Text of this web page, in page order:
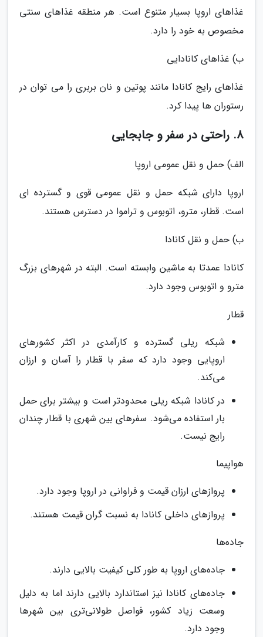
غذاهای اروپا بسیار متنوع است. هر منطقه غذاهای سنتی
مخصوص به خود را دارد.
ب) غذاهای کانادایی
غذاهای رایج کانادا مانند پوتین و نان بربری را می توان در
رستوران ها پیدا کرد.
8. راحتی در سفر و جابجایی
الف) حمل و نقل عمومی اروپا
اروپا دارای شبکه حمل و نقل عمومی قوی و گسترده ای
است. قطار، مترو، اتوبوس و تراموا در دسترس هستند.
ب) حمل و نقل کانادا
کانادا عمدتا به ماشین وابسته است. البته در شهرهای بزرگ
مترو و اتوبوس وجود دارد.
قطار
شبکه ریلی گسترده و کارآمدی در اکثر کشورهای
اروپایی وجود دارد که سفر با قطار را آسان و ارزان
می‌کند.
در کانادا شبکه ریلی محدودتر است و بیشتر برای حمل
بار استفاده می‌شود. سفرهای بین شهری با قطار چندان
رایج نیست.
هواپیما
پروازهای ارزان قیمت و فراوانی در اروپا وجود دارد.
پروازهای داخلی کانادا به نسبت گران قیمت هستند.
جاده‌ها
جاده‌های اروپا به طور کلی کیفیت بالایی دارند.
جاده‌های کانادا نیز استاندارد بالایی دارند اما به دلیل
وسعت زیاد کشور، فواصل طولانی‌تری بین شهرها
وجود دارد.